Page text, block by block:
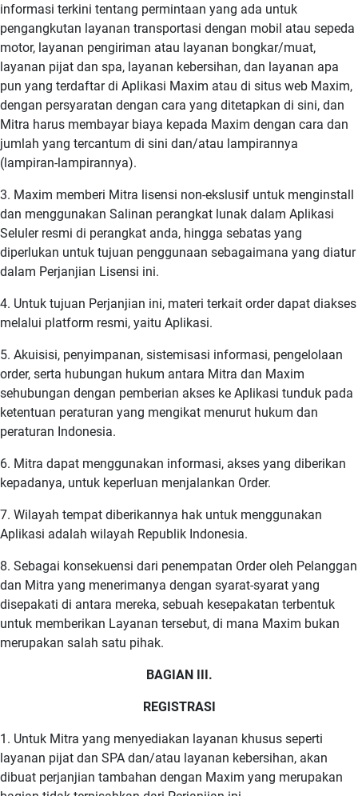
informasi terkini tentang permintaan yang ada untuk
pengangkutan layanan transportasi dengan mobil atau sepeda
motor, layanan pengiriman atau layanan bongkar/muat,
layanan pijat dan spa, layanan kebersihan, dan layanan apa
pun yang terdaftar di Aplikasi Maxim atau di situs web Maxim,
dengan persyaratan dengan cara yang ditetapkan di sini, dan
Mitra harus membayar biaya kepada Maxim dengan cara dan
jumlah yang tercantum di sini dan/atau lampirannya
(lampiran-lampirannya).
3. Maxim memberi Mitra lisensi non-ekslusif untuk menginstall
dan menggunakan Salinan perangkat lunak dalam Aplikasi
Seluler resmi di perangkat anda, hingga sebatas yang
diperlukan untuk tujuan penggunaan sebagaimana yang diatur
dalam Perjanjian Lisensi ini.
4. Untuk tujuan Perjanjian ini, materi terkait order dapat diakses
melalui platform resmi, yaitu Aplikasi.
5. Akuisisi, penyimpanan, sistemisasi informasi, pengelolaan
order, serta hubungan hukum antara Mitra dan Maxim
sehubungan dengan pemberian akses ke Aplikasi tunduk pada
ketentuan peraturan yang mengikat menurut hukum dan
peraturan Indonesia.
6. Mitra dapat menggunakan informasi, akses yang diberikan
kepadanya, untuk keperluan menjalankan Order.
7. Wilayah tempat diberikannya hak untuk menggunakan
Aplikasi adalah wilayah Republik Indonesia.
8. Sebagai konsekuensi dari penempatan Order oleh Pelanggan
dan Mitra yang menerimanya dengan syarat-syarat yang
disepakati di antara mereka, sebuah kesepakatan terbentuk
untuk memberikan Layanan tersebut, di mana Maxim bukan
merupakan salah satu pihak.
BAGIAN III.
REGISTRASI
1. Untuk Mitra yang menyediakan layanan khusus seperti
layanan pijat dan SPA dan/atau layanan kebersihan, akan
dibuat perjanjian tambahan dengan Maxim yang merupakan